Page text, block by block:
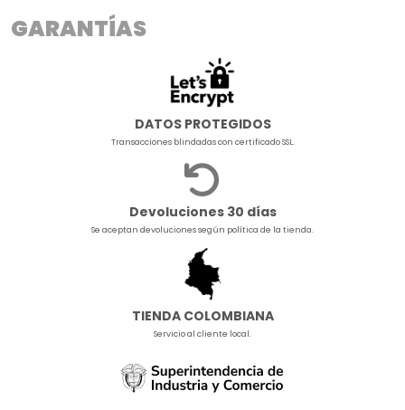
GARANTÍAS
DATOS PROTEGIDOS
Transacciones blindadas con certificado SSL.
Devoluciones 30 días
Se aceptan devoluciones según política de la tienda.
TIENDA COLOMBIANA
Servicio al cliente local.